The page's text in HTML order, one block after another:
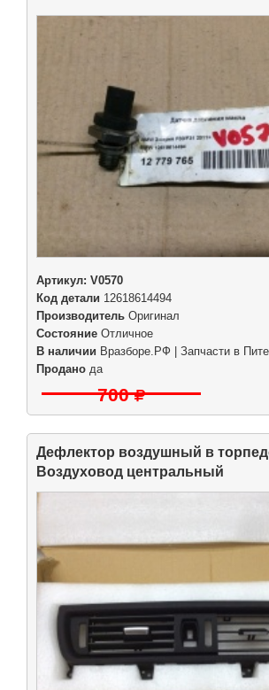
Артикул: V0570
Код детали 12618614494
Производитель Оригинал
Состояние Отличное
В наличии Вразборе.РФ | Запчасти в
Продано да
700
Дефлектор воздушный в
Воздуховод центральный